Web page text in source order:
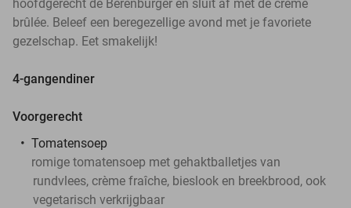
hoofdgerecht de Berenburger en sluit af met de crème
brûlée. Beleef een beregezellige avond met je favoriete
gezelschap. Eet smakelijk!
4-gangendiner
Voorgerecht
Tomatensoep
romige tomatensoep met gehaktballetjes van
rundvlees, crème fraîche, bieslook en breekbrood, ook
vegetarisch verkrijgbaar